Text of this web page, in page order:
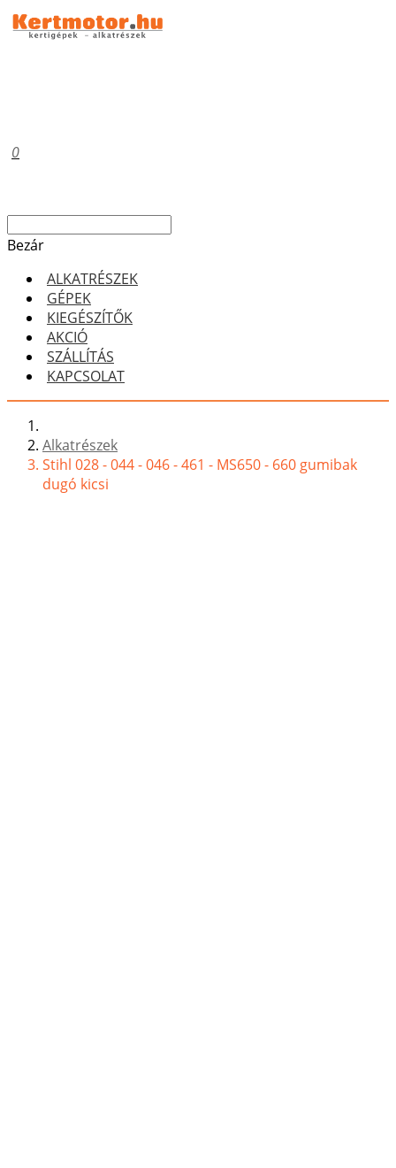
0
Bezár
ALKATRÉSZEK
GÉPEK
KIEGÉSZÍTŐK
AKCIÓ
SZÁLLÍTÁS
KAPCSOLAT
Alkatrészek
Stihl 028 - 044 - 046 - 461 - MS650 - 660 gumibak
dugó kicsi